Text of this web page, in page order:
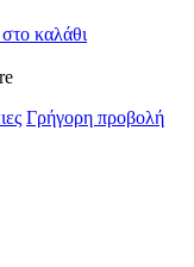
καλάθι
Γρήγορη προβολή